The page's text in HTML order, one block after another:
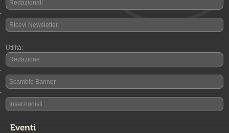
Redazionali
-
Ricevi Newsletter
Utilità:
Redazione
-
Scambio Banner
-
Inserzionisti
Eventi